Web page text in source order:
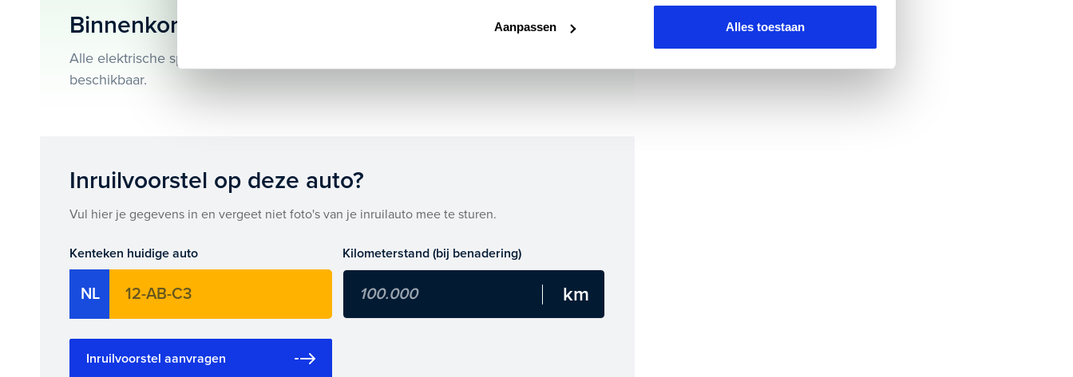
Aanpassen Alles toestaan
Maak snel een afspraak in de showroom of bestel hem direct online.
Binnenkort beschikbaar!
Alle elektrische specificaties van deze Opel Mokka Electric zijn binnenkort
beschikbaar.
Inruilvoorstel op deze auto?
Vul hier je gegevens in en vergeet niet foto's van je inruilauto mee te sturen.
Kenteken huidige auto
NL
Kilometerstand (bij benadering)
Inruilvoorstel aanvragen